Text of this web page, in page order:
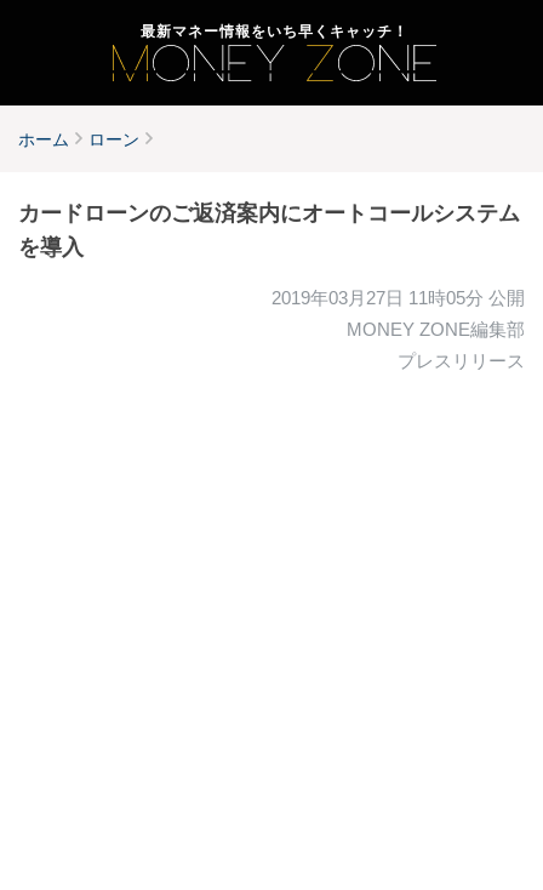
最新マネー情報をいち早くキャッチ！
ホーム ローン
カードローンのご返済案内にオートコールシステム
を導入
2019年03月27日 11時05分 公開
MONEY ZONE編集部
プレスリリース